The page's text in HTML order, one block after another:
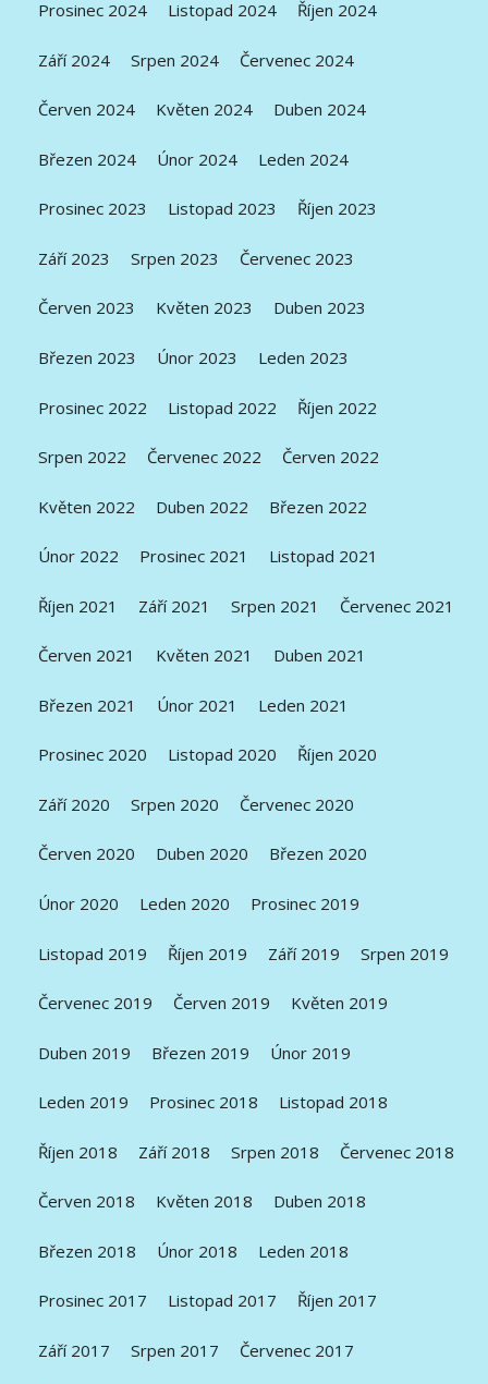
Prosinec 2024 Listopad 2024 Říjen 2024
Září 2024 Srpen 2024 Červenec 2024
Červen 2024 Květen 2024 Duben 2024
Březen 2024 Únor 2024 Leden 2024
Prosinec 2023 Listopad 2023 Říjen 2023
Září 2023 Srpen 2023 Červenec 2023
Červen 2023 Květen 2023 Duben 2023
Březen 2023 Únor 2023 Leden 2023
Prosinec 2022 Listopad 2022 Říjen 2022
Srpen 2022 Červenec 2022 Červen 2022
Květen 2022 Duben 2022 Březen 2022
Únor 2022 Prosinec 2021 Listopad 2021
Říjen 2021 Září 2021 Srpen 2021 Červenec 2021
Červen 2021 Květen 2021 Duben 2021
Březen 2021 Únor 2021 Leden 2021
Prosinec 2020 Listopad 2020 Říjen 2020
Září 2020 Srpen 2020 Červenec 2020
Červen 2020 Duben 2020 Březen 2020
Únor 2020 Leden 2020 Prosinec 2019
Listopad 2019 Říjen 2019 Září 2019 Srpen 2019
Červenec 2019 Červen 2019 Květen 2019
Duben 2019 Březen 2019 Únor 2019
Leden 2019 Prosinec 2018 Listopad 2018
Říjen 2018 Září 2018 Srpen 2018 Červenec 2018
Červen 2018 Květen 2018 Duben 2018
Březen 2018 Únor 2018 Leden 2018
Prosinec 2017 Listopad 2017 Říjen 2017
Září 2017 Srpen 2017 Červenec 2017